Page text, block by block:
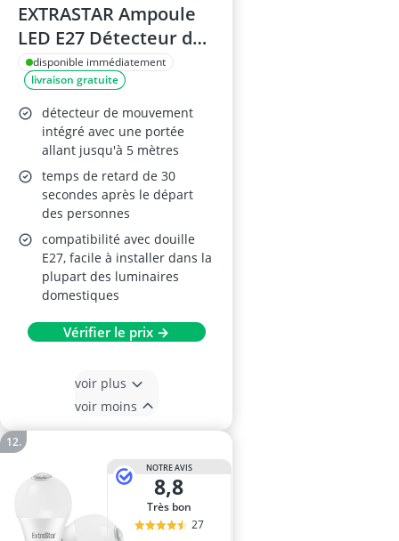
EXTRASTAR Ampoule
LED E27 Détecteur de
Mouvement 12W
disponible immédiatement
livraison gratuite
détecteur de mouvement
intégré avec une portée
allant jusqu'à 5 mètres
temps de retard de 30
secondes après le départ
des personnes
compatibilité avec douille
E27, facile à installer dans la
plupart des luminaires
domestiques
Vérifier le prix →
voir plus
voir moins
NOTRE AVIS
8,8
Très bon
27